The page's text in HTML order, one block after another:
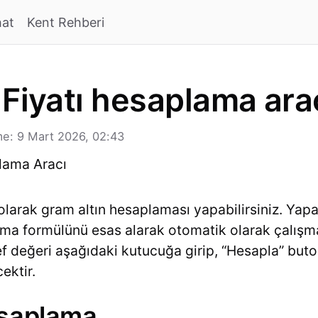
Kent Rehberi
hesaplama
9 Mart 2026, 02:43
gram altın hesaplaması yapabilirsiniz.
formülünü esas alarak otomatik olarak
aşağıdaki kutucuğa girip, “Hesapla”